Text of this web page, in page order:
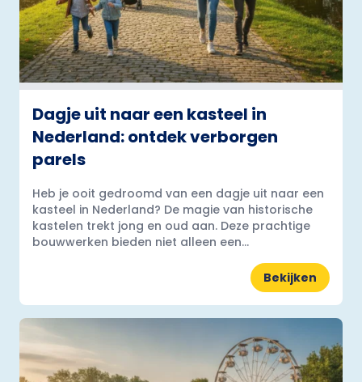
Dagje uit naar een kasteel in
Nederland: ontdek verborgen
parels
Heb je ooit gedroomd van een dagje uit naar een
kasteel in Nederland? De magie van historische
kastelen trekt jong en oud aan. Deze prachtige
bouwwerken bieden niet alleen een...
Bekijken